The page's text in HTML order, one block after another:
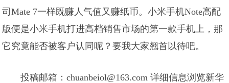
司Mate 7一样既赚人气值又赚纸币。小米手机Note高配
版便是小米手机打进高档销售市场的第一款手机上，那
它究竟能否被客户认同呢？要我大家翘首以待吧。
投稿邮箱：chuanbeiol@163.com 详细信息浏览新华